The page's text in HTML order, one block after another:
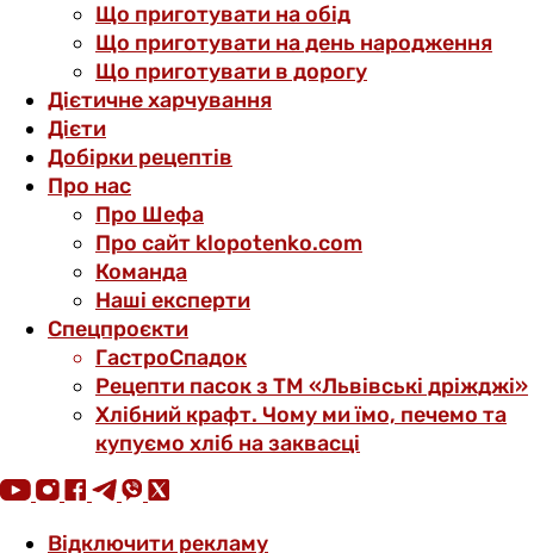
Що приготувати на обід
Що приготувати на день народження
Що приготувати в дорогу
Дієтичне харчування
Дієти
Добірки рецептів
Про нас
Про Шефа
Про сайт klopotenko.com
Команда
Наші експерти
Спецпроєкти
ГастроСпадок
Рецепти пасок з ТМ «Львівські дріжджі»
Хлібний крафт. Чому ми їмо, печемо та
купуємо хліб на заквасці
Відключити рекламу